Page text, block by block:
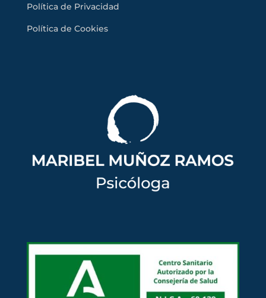
Política de Privacidad
Política de Cookies